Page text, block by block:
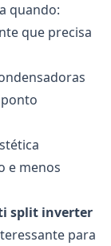
quando:
que precisa
e menos
split inverter
para